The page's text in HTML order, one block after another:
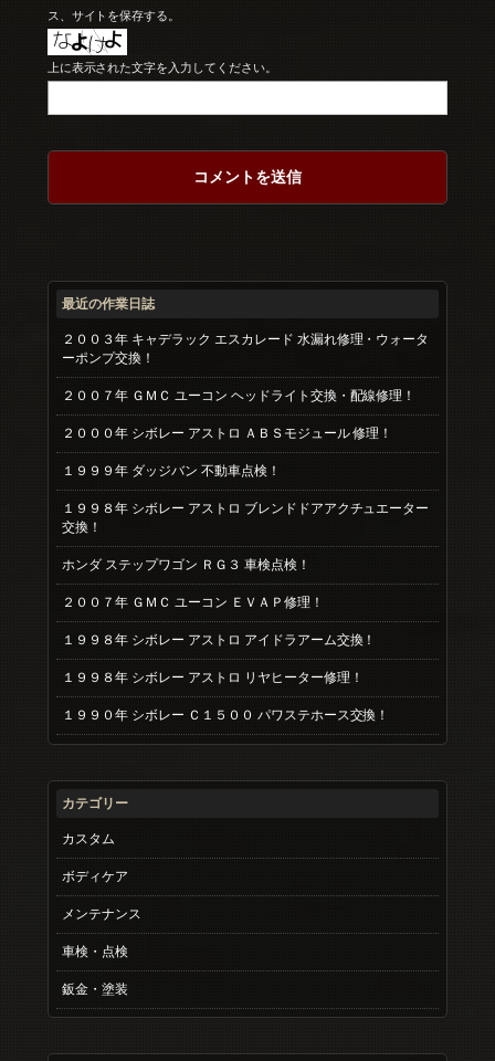
ス、サイトを保存する。
上に表示された文字を入力してください。
最近の作業日誌
２００３年 キャデラック エスカレード 水漏れ修理・ウォータ
ーポンプ交換！
２００７年 ＧＭＣ ユーコン ヘッドライト交換・配線修理！
２０００年 シボレー アストロ ＡＢＳモジュール 修理！
１９９９年 ダッジバン 不動車点検！
１９９８年 シボレー アストロ ブレンドドアアクチュエーター
交換！
ホンダ ステップワゴン ＲＧ３ 車検点検！
２００７年 ＧＭＣ ユーコン ＥＶＡＰ修理！
１９９８年 シボレー アストロ アイドラアーム交換！
１９９８年 シボレー アストロ リヤヒーター修理！
１９９０年 シボレー Ｃ１５００ パワステホース交換！
カテゴリー
カスタム
ボディケア
メンテナンス
車検・点検
鈑金・塗装